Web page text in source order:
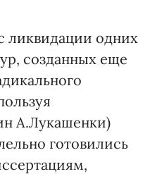
ликвидации одних
созданных еще
А.Лукашенки)
готовились